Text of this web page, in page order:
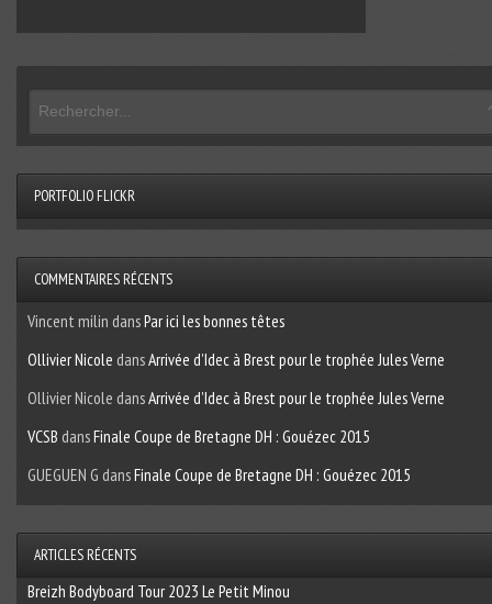
PORTFOLIO FLICKR
COMMENTAIRES RÉCENTS
Vincent milin dansPar ici les bonnes têtes
Ollivier Nicole dansArrivée d’Idec à Brest pour le trophée Jules Verne
Ollivier Nicole dansArrivée d’Idec à Brest pour le trophée Jules Verne
VCSB dansFinale Coupe de Bretagne DH : Gouézec 2015
GUEGUEN G dansFinale Coupe de Bretagne DH : Gouézec 2015
ARTICLES RÉCENTS
Breizh Bodyboard Tour 2023 Le Petit Minou